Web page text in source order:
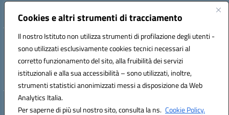
Cookies e altri strumenti di tracciamento
Il nostro Istituto non utilizza strumenti di profilazione degli utenti -
sono utilizzati esclusivamente cookies tecnici necessari al
corretto funzionamento del sito, alla fruibilità dei servizi
istituzionali e alla sua accessibilità – sono utilizzati, inoltre,
strumenti statistici anonimizzati messi a disposizione da Web
Analytics Italia.
Per saperne di più sul nostro sito, consulta la ns. Cookie Policy.
Codice fiscale: 81000450908 Codice meccanografico: SSIC80600X
Telefono: 079714035 Fax: 079716128
Mail: SSIC80600X@istruzione.it PEC: SSIC80600X@pec.istruzione.it
Hosting & Powered by 3D Solution S.r.l.